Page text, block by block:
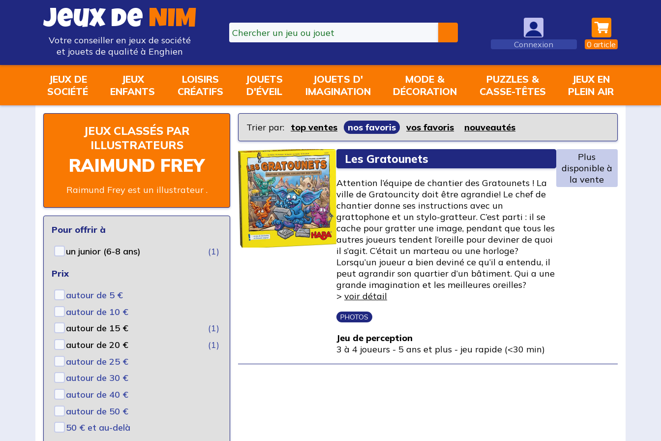
Jeux de NIM
Votre conseiller en jeux de société
et jouets de qualité à Enghien
Connexion 0 article
JEUX DE
SOCIÉTÉ
JEUX
ENFANTS
LOISIRS
CRÉATIFS
JOUETS
D'ÉVEIL
JOUETS D'
IMAGINATION
MODE &
DÉCORATION
PUZZLES &
CASSE-TÊTES
JEUX EN
PLEIN AIR
JEUX CLASSÉS PAR
ILLUSTRATEURS
RAIMUND FREY
Raimund Frey est un illustrateur .
Trier par: top ventes nos favoris vos favoris nouveautés
Pour offrir à
un junior (6-8 ans)
(1)
Prix
autour de 5 €
autour de 10 €
autour de 15 €
(1)
autour de 20 €
(1)
autour de 25 €
autour de 30 €
autour de 40 €
autour de 50 €
50 € et au-delà
Les Gratounets
Attention l’équipe de chantier des Gratounets ! La
ville de Gratouncity doit être agrandie! Le chef de
chantier donne ses instructions avec un
grattophone et un stylo-gratteur. C’est parti : il se
cache pour gratter une image, pendant que tous les
autres joueurs tendent l’oreille pour deviner de quoi
il s’agit. C’était un marteau ou une horloge?
Lorsqu’un joueur a bien deviné ce qu’il a entendu, il
peut agrandir son quartier d’un bâtiment. Qui a une
grande imagination et les meilleures oreilles?
>voir détail
PHOTOS
Jeu de perception
3 à 4 joueurs - 5 ans et plus - jeu rapide (<30 min)
Plus
disponible à
la vente